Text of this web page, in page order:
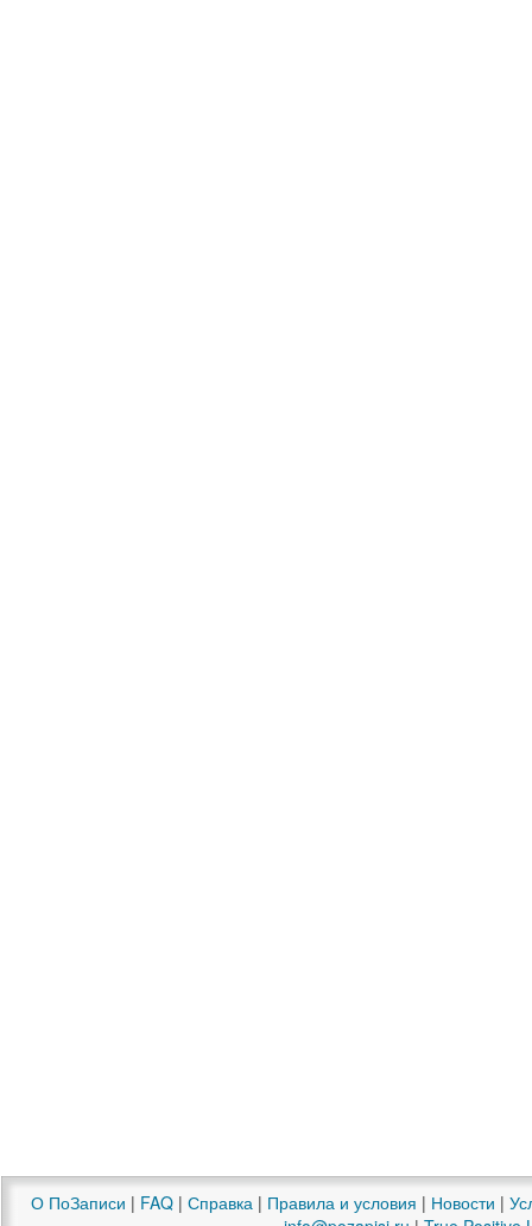
О ПоЗаписи | FAQ | Справка | Правила и условия | Новости |